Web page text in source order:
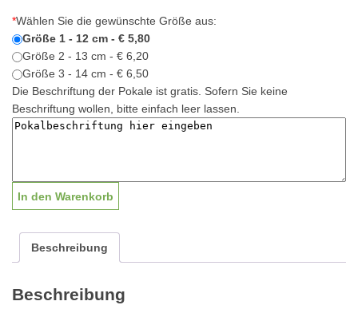
*Wählen Sie die gewünschte Größe aus:
Größe 1 - 12 cm - € 5,80
Größe 2 - 13 cm - € 6,20
Größe 3 - 14 cm - € 6,50
Die Beschriftung der Pokale ist gratis. Sofern Sie keine
Beschriftung wollen, bitte einfach leer lassen.
Sportfigur
Bogenschießen
15-
Menge
In den Warenkorb
Beschreibung
Beschreibung